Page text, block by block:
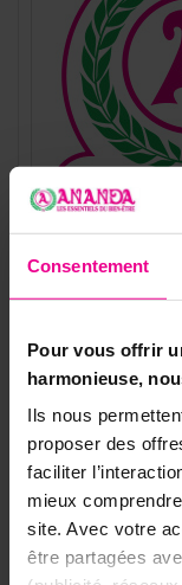
Consentement
Pour vous offrir
harmonieuse,
Ils nous
proposer des
faciliter
mieux
site. Avec votre
être partagées
Fiche
Type De
Taille Du
Objets
Fabrication